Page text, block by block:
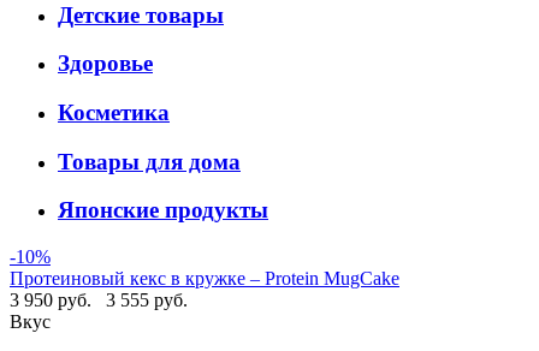
Детские товары
Здоровье
Косметика
Товары для дома
Японские продукты
-10%
Протеиновый кекс в кружке – Protein MugCake
3 950 руб.
3 555 руб.
Вкус